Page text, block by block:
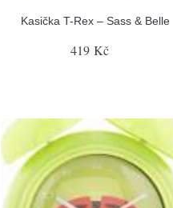
Kasička T-Rex – Sass & Belle
419 Kč